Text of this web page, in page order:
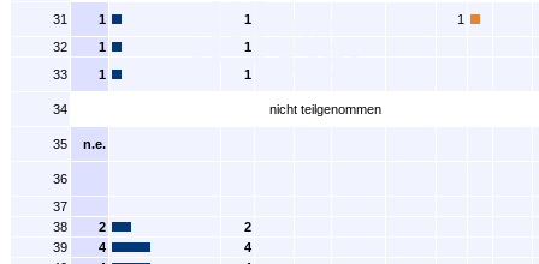
31
1 1
1
32
1
1
33
1 1
34 nicht teilgenommen
35 n.e.
36
37
38
2
2
39
4
4